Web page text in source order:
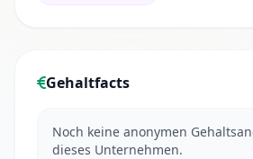
Gehaltfacts
Noch keine anonymen
dieses Unternehmen.